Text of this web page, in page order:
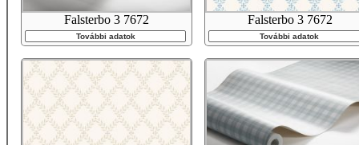
Falsterbo 3 7672
További adatok
Falsterbo 3 7672
További adatok